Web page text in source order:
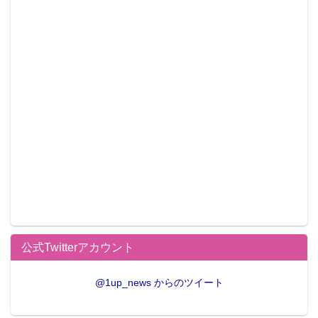
公式Twitterアカウント
@1up_news からのツイート